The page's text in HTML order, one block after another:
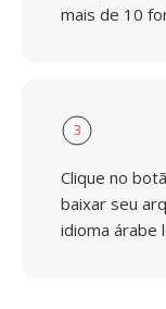
mais de 10
3
Clique no
baixar seu
idioma árabe